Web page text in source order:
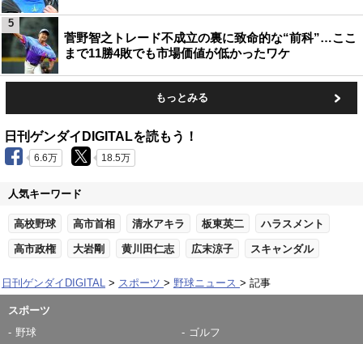
菅野智之トレード不成立の裏に致命的な“前科”…ここ
まで11勝4敗でも市場価値が低かったワケ
5
もっとみる
日刊ゲンダイDIGITALを読もう！
6.6万 18.5万
人気キーワード
高校野球 高市首相 清水アキラ 板東英二 ハラスメント
高市政権 大岩剛 黄川田仁志 広末涼子 スキャンダル
日刊ゲンダイDIGITAL スポーツ 野球ニュース 記事
スポーツ
野球
ゴルフ